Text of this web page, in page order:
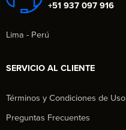
+51 937 097 916
Lima - Perú
SERVICIO AL CLIENTE
Términos y Condiciones de Uso
Preguntas Frecuentes